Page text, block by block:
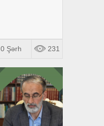
0 Şərh 231